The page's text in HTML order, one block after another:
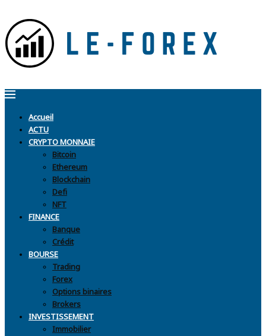
Accueil
ACTU
CRYPTO MONNAIE
Bitcoin
Ethereum
Blockchain
Defi
NFT
FINANCE
Banque
Crédit
BOURSE
Trading
Forex
Options binaires
Brokers
INVESTISSEMENT
Immobilier